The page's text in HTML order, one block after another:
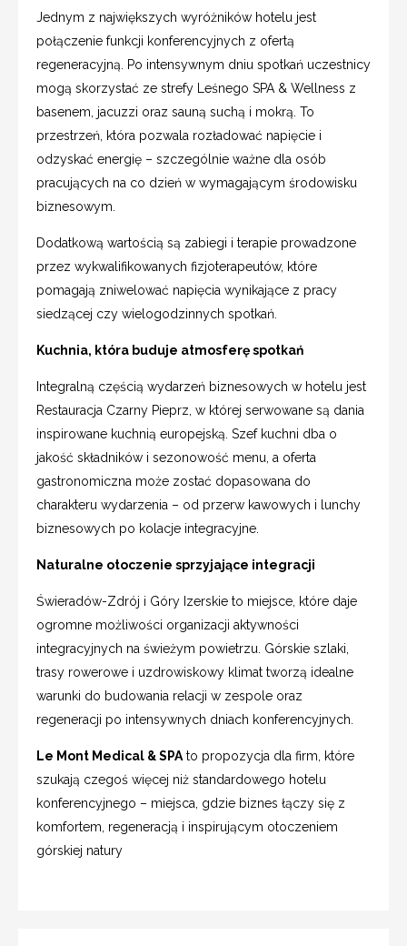
Jednym z największych wyróżników hotelu jest
połączenie funkcji konferencyjnych z ofertą
regeneracyjną. Po intensywnym dniu spotkań uczestnicy
mogą skorzystać ze strefy Leśnego SPA & Wellness z
basenem, jacuzzi oraz sauną suchą i mokrą. To
przestrzeń, która pozwala rozładować napięcie i
odzyskać energię – szczególnie ważne dla osób
pracujących na co dzień w wymagającym środowisku
biznesowym.
Dodatkową wartością są zabiegi i terapie prowadzone
przez wykwalifikowanych fizjoterapeutów, które
pomagają zniwelować napięcia wynikające z pracy
siedzącej czy wielogodzinnych spotkań.
Kuchnia, która buduje atmosferę spotkań
Integralną częścią wydarzeń biznesowych w hotelu jest
Restauracja Czarny Pieprz, w której serwowane są dania
inspirowane kuchnią europejską. Szef kuchni dba o
jakość składników i sezonowość menu, a oferta
gastronomiczna może zostać dopasowana do
charakteru wydarzenia – od przerw kawowych i lunchy
biznesowych po kolacje integracyjne.
Naturalne otoczenie sprzyjające integracji
Świeradów-Zdrój i Góry Izerskie to miejsce, które daje
ogromne możliwości organizacji aktywności
integracyjnych na świeżym powietrzu. Górskie szlaki,
trasy rowerowe i uzdrowiskowy klimat tworzą idealne
warunki do budowania relacji w zespole oraz
regeneracji po intensywnych dniach konferencyjnych.
Le Mont Medical & SPA to propozycja dla firm, które
szukają czegoś więcej niż standardowego hotelu
konferencyjnego – miejsca, gdzie biznes łączy się z
komfortem, regeneracją i inspirującym otoczeniem
górskiej natury